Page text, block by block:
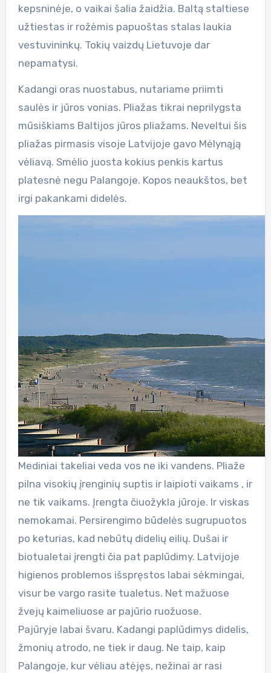
kepsninėje, o vaikai šalia žaidžia. Baltą staltiese
užtiestas ir rožėmis papuoštas stalas laukia
vestuvininkų. Tokių vaizdų Lietuvoje dar
nepamatysi.
Kadangi oras nuostabus, nutariame priimti
saulės ir jūros vonias. Pliažas tikrai neprilygsta
mūsiškiams Baltijos jūros pliažams. Neveltui šis
pliažas pirmasis visoje Latvijoje gavo Mėlynąją
vėliavą. Smėlio juosta kokius penkis kartus
platesnė negu Palangoje. Kopos neaukštos, bet
irgi pakankami didelės.
Mediniai takeliai veda vos ne iki vandens. Pliaže
pilna visokių įrenginių suptis ir laipioti vaikams , ir
ne tik vaikams. Įrengta čiuožykla jūroje. Ir viskas
nemokamai. Persirengimo būdelės sugrupuotos
po keturias, kad nebūtų didelių eilių. Dušai ir
biotualetai įrengti čia pat paplūdimy. Latvijoje
higienos problemos išspręstos labai sėkmingai,
visur be vargo rasite tualetus. Net mažuose
žvejų kaimeliuose ar pajūrio ruožuose.
Pajūryje labai švaru. Kadangi paplūdimys didelis,
žmonių atrodo, ne tiek ir daug. Ne taip, kaip
Palangoje, kur vėliau atėjęs, nežinai ar rasi